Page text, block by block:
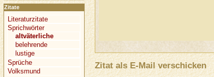
Zitat als E-Mail verschicken
Zitate
Literaturzitate
Sprichwörter
altväterliche
belehrende
lustige
Sprüche
Volksmund